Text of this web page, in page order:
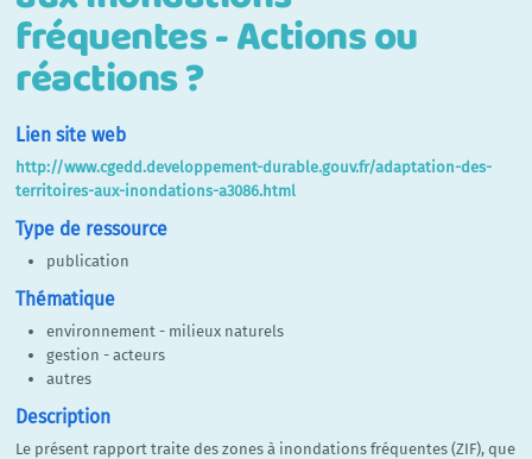
fréquentes - Actions ou
réactions ?
Lien site web
http://www.cgedd.developpement-durable.gouv.fr/adaptation-des-
territoires-aux-inondations-a3086.html
Type de ressource
publication
Thématique
environnement - milieux naturels
gestion - acteurs
autres
Description
Le présent rapport traite des zones à inondations fréquentes (ZIF), que